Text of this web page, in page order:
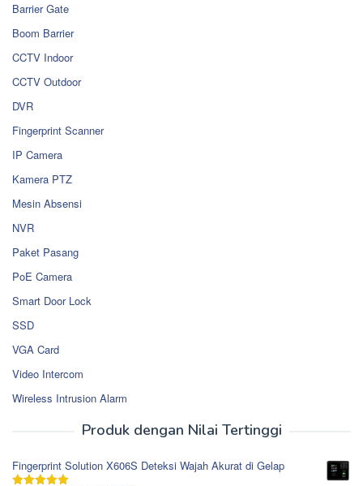
Barrier Gate
Boom Barrier
CCTV Indoor
CCTV Outdoor
DVR
Fingerprint Scanner
IP Camera
Kamera PTZ
Mesin Absensi
NVR
Paket Pasang
PoE Camera
Smart Door Lock
SSD
VGA Card
Video Intercom
Wireless Intrusion Alarm
Produk dengan Nilai Tertinggi
Fingerprint Solution X606S Deteksi Wajah Akurat di Gelap